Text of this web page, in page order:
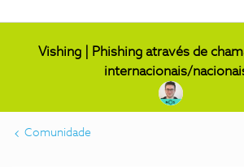
Vishing | Phishing através de
internacionais/
Comunidade